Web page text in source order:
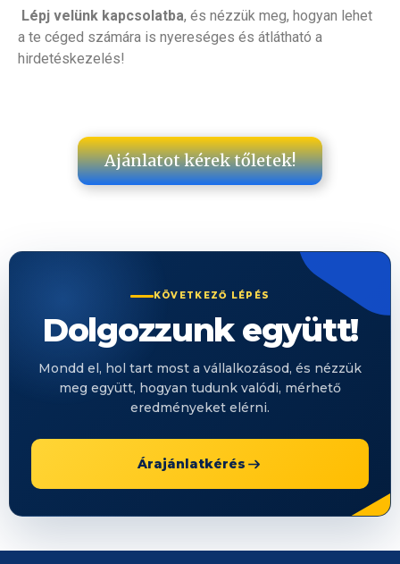
Lépj velünk kapcsolatba, és nézzük meg, hogyan lehet
a te céged számára is nyereséges és átlátható a
hirdetéskezelés!
Ajánlatot kérek tőletek!
KÖVETKEZŐ LÉPÉS
Dolgozzunk együtt!
Mondd el, hol tart most a vállalkozásod, és nézzük
meg együtt, hogyan tudunk valódi, mérhető
eredményeket elérni.
Árajánlatkérés